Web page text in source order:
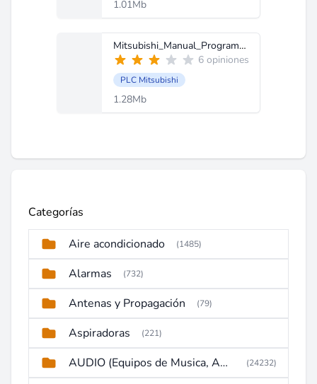
1.01Mb
Mitsubishi_Manual_Programacion_System_Q.pdf
6 opiniones
PLC Mitsubishi
1.28Mb
Categorías
Aire acondicionado (1485)
Alarmas (732)
Antenas y Propagación (79)
Aspiradoras (221)
AUDIO (Equipos de Musica, Amplificadores, Reproductores, Etc) (24232)